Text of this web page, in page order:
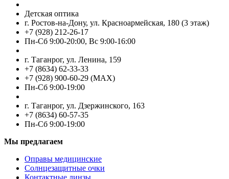
Детская оптика
г. Ростов-на-Дону, ул. Красноармейская, 180 (3 этаж)
+7 (928) 212-26-17
Пн-Cб 9:00-20:00, Вс 9:00-16:00
г. Таганрог, ул. Ленина, 159
+7 (8634) 62-33-33
+7 (928) 900-60-29 (MAX)
Пн-Cб 9:00-19:00
г. Таганрог, ул. Дзержинского, 163
+7 (8634) 60-57-35
Пн-Сб 9:00-19:00
Мы предлагаем
Оправы медицинские
Солнцезащитные очки
Контактные линзы